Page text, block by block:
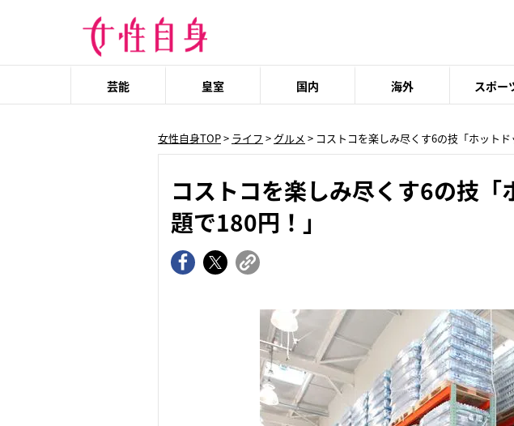
芸能 皇室 国内 海外 スポー
女性自身TOP> ライフ > グルメ > コストコを楽しみ尽くす6の技「ホット
コストコを楽しみ尽くす6の技
題で180円！」